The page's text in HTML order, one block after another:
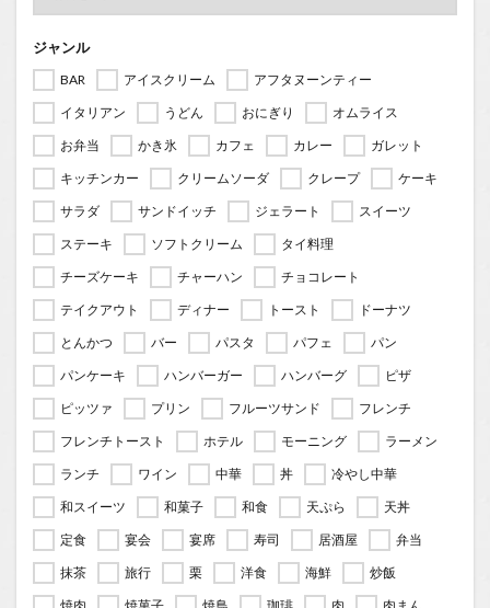
ジャンル
BAR アイスクリーム
アフタヌーンティー
イタリアン
うどん おにぎり
オムライス
お弁当
かき氷 カフェ カレー
ガレット
キッチンカー
クリームソーダ クレープ
ケーキ
サラダ
サンドイッチ ジェラート
スイーツ
ステーキ
ソフトクリーム
タイ料理
チーズケーキ
チャーハン
チョコレート
テイクアウト
ディナー トースト
ドーナツ
とんかつ
バー パスタ パフェ
パン
パンケーキ
ハンバーガー ハンバーグ
ピザ
ピッツァ
プリン フルーツサンド
フレンチ
フレンチトースト
ホテル モーニング
ラーメン
ランチ
ワイン 中華 丼
冷やし中華
和スイーツ
和菓子 和食 天ぷら
天丼
定食
宴会 宴席 寿司 居酒屋
弁当
抹茶
旅行 栗 洋食 海鮮
炒飯